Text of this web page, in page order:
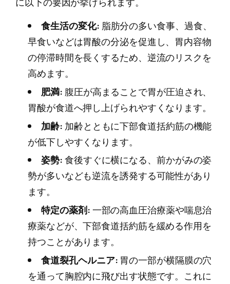
食生活の変化: 脂肪分の多い食事、過食、
早食いなどは胃酸の分泌を促進し、胃内容物
の停滞時間を長くするため、逆流のリスクを
高めます。
肥満: 腹圧が高まることで胃が圧迫され、
胃酸が食道へ押し上げられやすくなります。
加齢: 加齢とともに下部食道括約筋の機能
が低下しやすくなります。
姿勢:食後すぐに横になる、前かがみの姿
勢が多いなども逆流を誘発する可能性があり
ます。
特定の薬剤:一部の高血圧治療薬や喘息治
療薬などが、下部食道括約筋を緩める作用を
持つことがあります。
食道裂孔ヘルニア: 胃の一部が横隔膜の穴
を通って胸腔内に飛び出す状態です。これに